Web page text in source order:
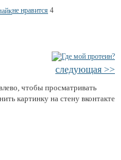
не нравится 4
следующая >>
чтобы просматривать
картинку на стену вконтакте